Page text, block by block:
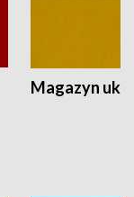
Magazyn